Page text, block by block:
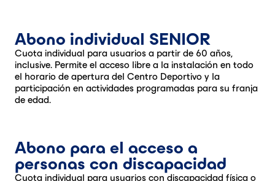
Abono individual SENIOR
Cuota individual para usuarios a partir de 60 años,
inclusive. Permite el acceso libre a la instalación en todo
el horario de apertura del Centro Deportivo y la
participación en actividades programadas para su franja
de edad.
Abono para el acceso a
personas con discapacidad
Cuota individual para usuarios con discapacidad física o